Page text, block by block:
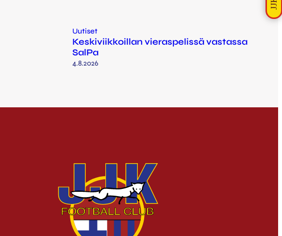
Uutiset
Keskiviikkoillan vieraspelissä vastassa
SalPa
4.8.2026